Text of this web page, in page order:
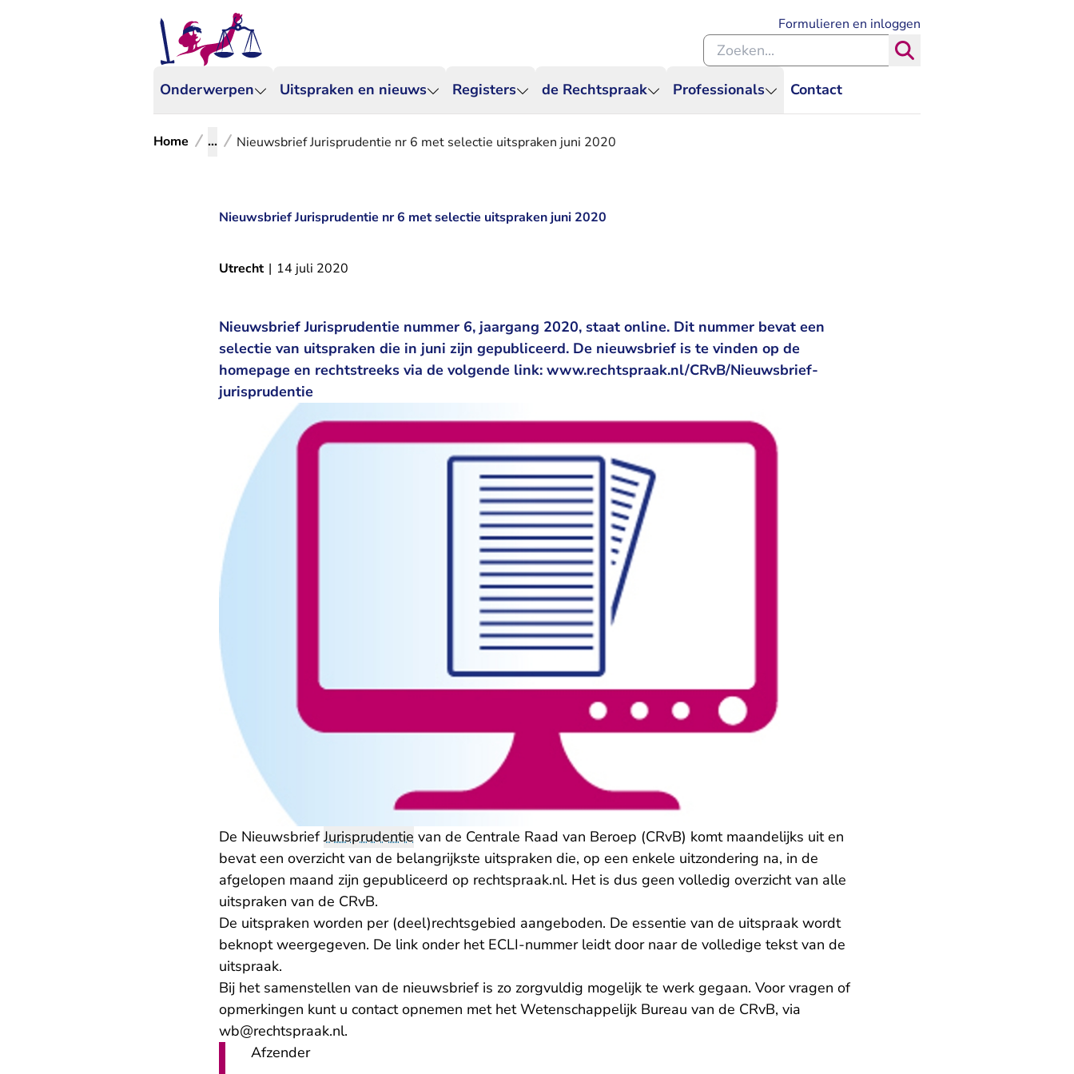
Onderwerpen Uitspraken en nieuws Registers de Rechtspraak Professionals Contact
Formulieren en inloggen
Zoeken binnen de Rechtspraak
Home ... Nieuwsbrief Jurisprudentie nr 6 met selectie uitspraken juni 2020
Nieuwsbrief Jurisprudentie nr 6 met selectie uitspraken juni 2020
Utrecht | 14 juli 2020
Nieuwsbrief Jurisprudentie nummer 6, jaargang 2020, staat online. Dit nummer bevat een
selectie van uitspraken die in juni zijn gepubliceerd. De nieuwsbrief is te vinden op de
homepage en rechtstreeks via de volgende link: www.rechtspraak.nl/CRvB/Nieuwsbrief-
jurisprudentie
De NieuwsbriefJurisprudentie van de Centrale Raad van Beroep (CRvB) komt maandelijks uit en
bevat een overzicht van de belangrijkste uitspraken die, op een enkele uitzondering na, in de
afgelopen maand zijn gepubliceerd op rechtspraak.nl. Het is dus geen volledig overzicht van alle
uitspraken van de CRvB.
De uitspraken worden per (deel)rechtsgebied aangeboden. De essentie van de uitspraak wordt
beknopt weergegeven. De link onder het ECLI-nummer leidt door naar de volledige tekst van de
uitspraak.
Bij het samenstellen van de nieuwsbrief is zo zorgvuldig mogelijk te werk gegaan. Voor vragen of
opmerkingen kunt u contact opnemen met het Wetenschappelijk Bureau van de CRvB, via
wb@rechtspraak.nl.
Afzender